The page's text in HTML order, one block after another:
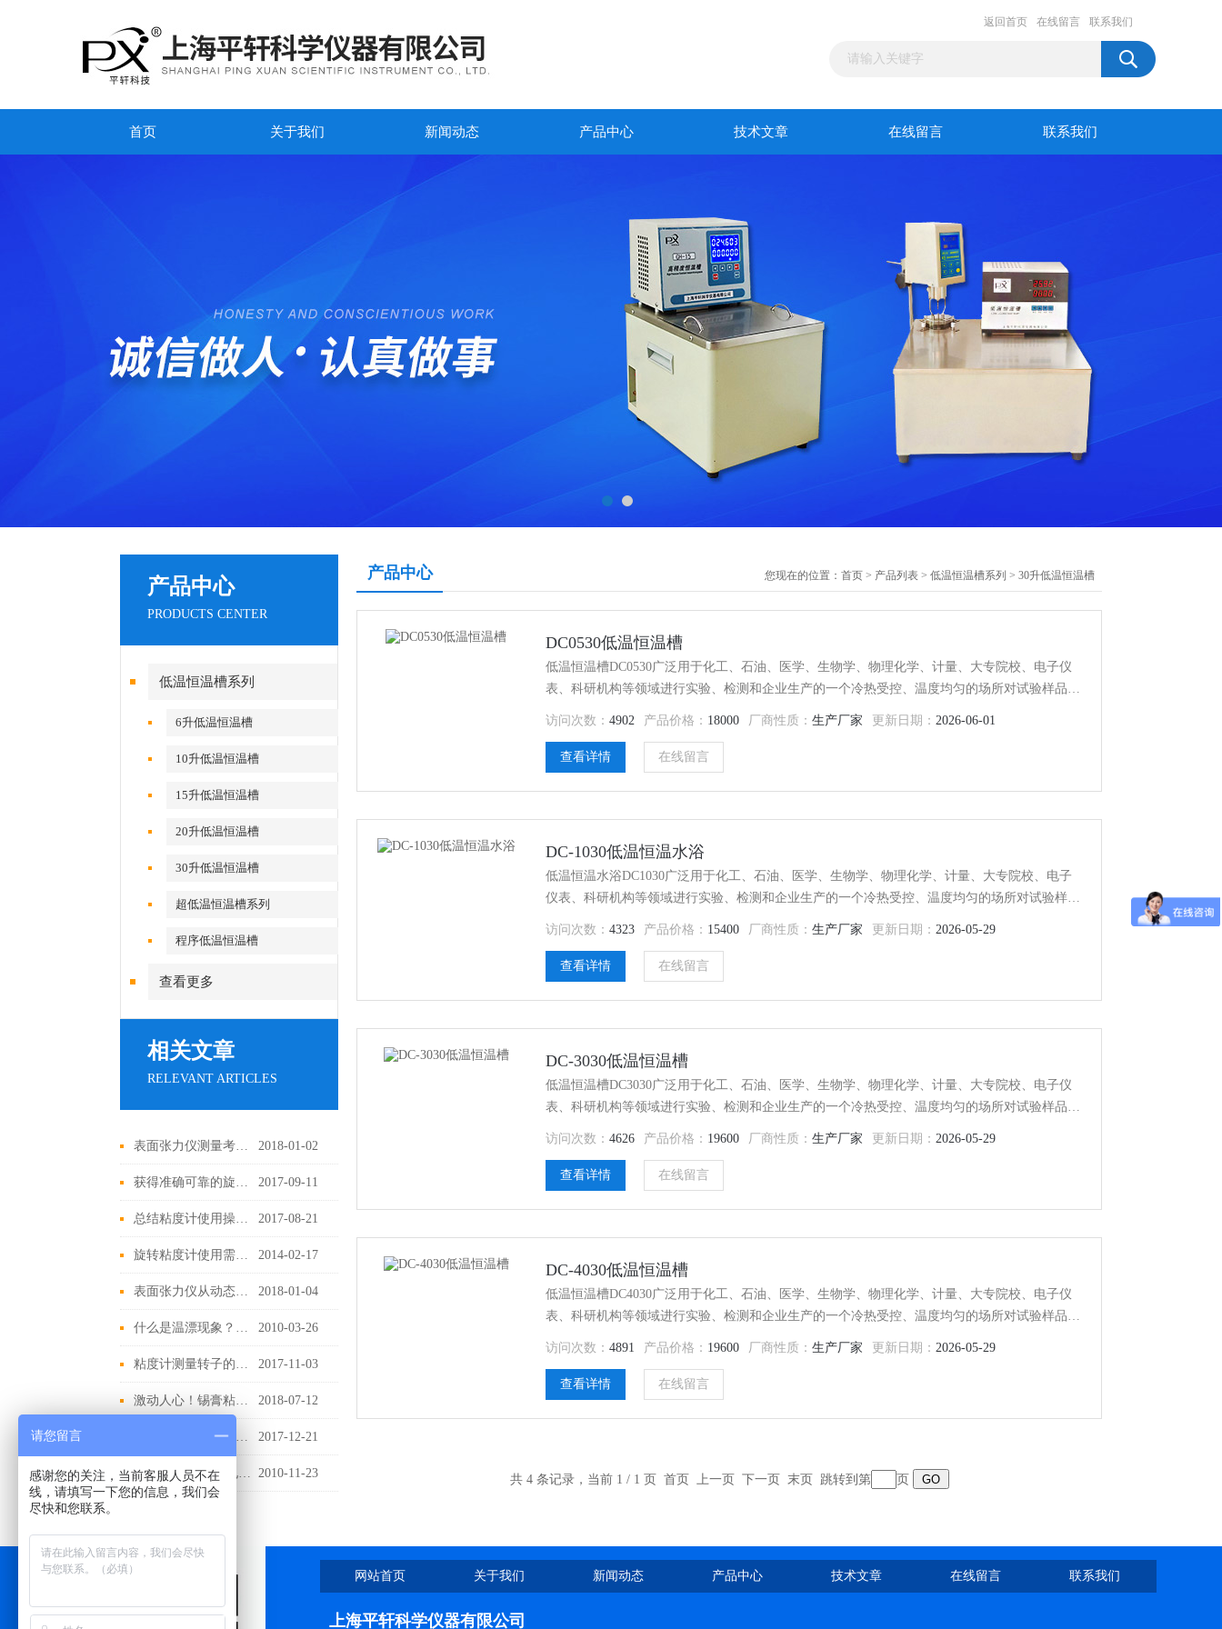
返回首页 在线留言 联系我们
首页 关于我们 新闻动态 产品中心 技术文章 在线留言 联系我们
产品中心
PRODUCTS CENTER
低温恒温槽系列
6升低温恒温槽
10升低温恒温槽
15升低温恒温槽
20升低温恒温槽
30升低温恒温槽
超低温恒温槽系列
程序低温恒温槽
查看更多
相关文章
RELEVANT ARTICLES
表面张力仪测量考虑因素表面效应 2018-01-02
获得准确可靠的旋转粘度计数据保持的操作 2017-09-11
总结粘度计使用操作要领及测量方法精度 2017-08-21
旋转粘度计使用需要注意哪些? 2014-02-17
表面张力仪从动态到准静态表面张力 2018-01-04
什么是温漂现象？怎样可以避免温漂对测量的影响？ 2010-03-26
粘度计测量转子的清洗维护 2017-11-03
激动人心！锡膏粘度计的工作原理终于要揭晓了 2018-07-12
上海光泽度仪原因分析及排除方法 2017-12-21
V31XW3CN工业电子天平丰富的应用模式 2010-11-23
产品中心 您现在的位置： 首页 > 产品列表 > 低温恒温槽系列 > 30升低温恒温槽
DC0530低温恒温槽
低温恒温槽DC0530广泛用于化工、石油、医学、生物学、物理化学、计量、大专院校、电子仪
表、科研机构等领域进行实验、检测和企业生产的一个冷热受控、温度均匀的场所对试验样品或
生产的产品进行恒定温度试验或测试，恒温糟控制系统采用PID自动控制，LED数显，DC0530它
访问次数： 4902 产品价格： 18000 厂商性质： 生产厂家 更新日期： 2026-06-01
查看详情 在线留言
DC-1030低温恒温水浴
低温恒温水浴DC1030广泛用于化工、石油、医学、生物学、物理化学、计量、大专院校、电子
仪表、科研机构等领域进行实验、检测和企业生产的一个冷热受控、温度均匀的场所对试验样品
或生产的产品进行恒定温度试验或测试，DC1030控制系统采用PID自动控制，LED数显，它的外
访问次数： 4323 产品价格： 15400 厂商性质： 生产厂家 更新日期： 2026-05-29
查看详情 在线留言
DC-3030低温恒温槽
低温恒温槽DC3030广泛用于化工、石油、医学、生物学、物理化学、计量、大专院校、电子仪
表、科研机构等领域进行实验、检测和企业生产的一个冷热受控、温度均匀的场所对试验样品或
生产的产品进行恒定温度试验或测试，DC3030控制系统采用PID自动控制，LED数显，它的外循
访问次数： 4626 产品价格： 19600 厂商性质： 生产厂家 更新日期： 2026-05-29
查看详情 在线留言
DC-4030低温恒温槽
低温恒温槽DC4030广泛用于化工、石油、医学、生物学、物理化学、计量、大专院校、电子仪
表、科研机构等领域进行实验、检测和企业生产的一个冷热受控、温度均匀的场所对试验样品或
生产的产品进行恒定温度试验或测试，DC4030控制系统采用PID自动控制，LED数显，它的外循
访问次数： 4891 产品价格： 19600 厂商性质： 生产厂家 更新日期： 2026-05-29
查看详情 在线留言
共 4 条记录，当前 1 / 1 页 首页 上一页 下一页 末页 跳转到第 页
网站首页 关于我们 新闻动态 产品中心 技术文章 在线留言 联系我们
上海平轩科学仪器有限公司
请您留言
感谢您的关注，当前客服人员不在
线，请填写一下您的信息，我们会
尽快和您联系。